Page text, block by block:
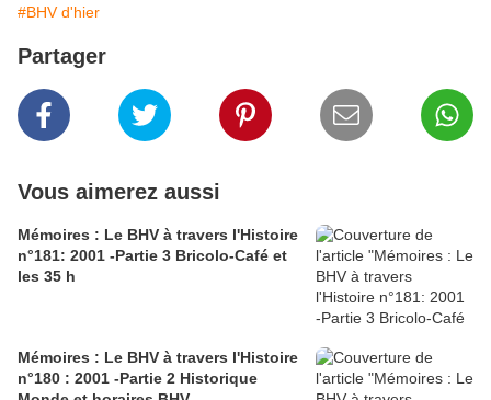
#BHV d'hier
Partager
Vous aimerez aussi
Mémoires : Le BHV à travers l'Histoire
n°181: 2001 -Partie 3 Bricolo-Café et
les 35 h
Mémoires : Le BHV à travers l'Histoire
n°180 : 2001 -Partie 2 Historique